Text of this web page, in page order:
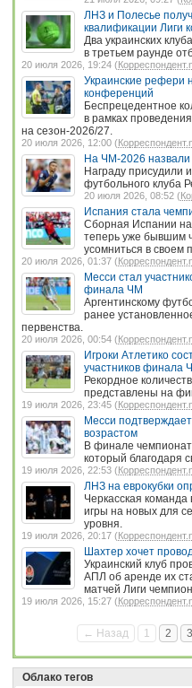
ЛНЗ и Полесье
квалификации Лиги
Два украинских
в третьем раунде
20 июля 2026, 19:24 (
Украинские рефери
конференций
Беспрецедентное
в рамках
на сезон-2026/27.
20 июля 2026, 12:00 (
На ЧМ-2026 назвали
Награду присудили
футбольного клуба
20 июля 2026, 08:52 (
Испания стала
Сборная Испании
теперь уже бывшим
усомниться в своем
20 июля 2026, 01:37 (
Месси стал
финала ЧМ
Аргентинскому
ранее
первенства.
20 июля 2026, 00:54 (
Игроки Атлетико
участников финала
Рекордное
представлены на
19 июля 2026, 23:45 (
Месси
возрастом
В финале
который благодаря
19 июля 2026, 22:53 (
ЛНЗ на еврокубки
Черкасская
игры на новых для
уровня.
19 июля 2026, 20:17 (
Шахтер хочет
Украинский клуб
АПЛ об аренде их
матчей Лиги
19 июля 2026, 15:27 (
← Назад 1 2 3
Облако тегов